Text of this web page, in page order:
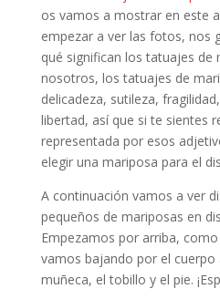
os vamos a mostrar en este
empezar a ver las fotos, nos
qué significan los tatuajes de
nosotros, los tatuajes de
delicadeza, sutileza,
libertad, así que si te sientes
representada por esos
elegir una mariposa para el
A continuación vamos a ver
pequeños de mariposas en
Empezamos por arriba,
vamos bajando por el
muñeca, el tobillo y el pie.